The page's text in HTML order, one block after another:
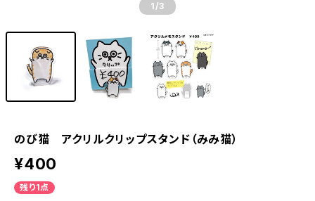
1 /3
のび猫 アクリルクリップスタンド（みみ猫）
¥400
残り1点